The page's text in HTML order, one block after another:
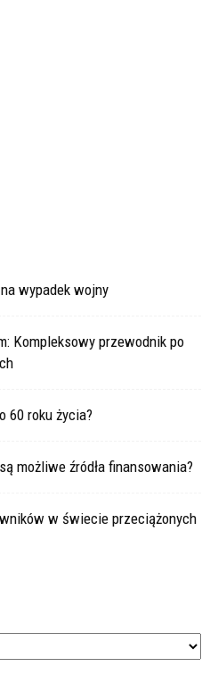
wypadek wojny
Kompleksowy przewodnik po
60 roku życia?
możliwe źródła finansowania?
w świecie przeciążonych